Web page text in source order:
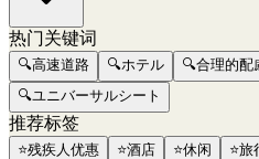
热门关键词
🔍高速道路 🔍ホテル 🔍合理的配
🔍ユニバーサルシート
推荐标签
⭐残疾人优惠 ⭐酒店 ⭐休闲 ⭐旅